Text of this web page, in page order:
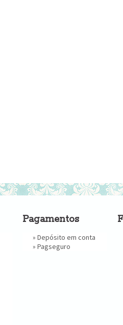
Pagamentos
» Depósito em conta
» Pagseguro